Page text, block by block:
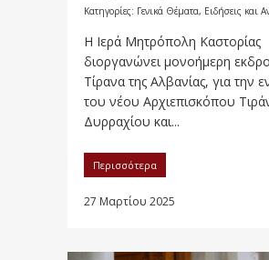
Κατηγορίες: Γενικά Θέματα, Ειδήσεις και
Η Ιερά Μητρόπολη Καστορίας
διοργανώνει μονοήμερη
Τίρανα της Αλβανίας, για την
του νέου Αρχιεπισκόπου
Δυρραχίου και...
Περισσότερα
27 Μαρτίου 2025